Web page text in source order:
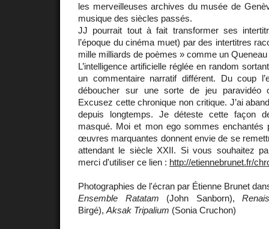
les merveilleuses archives du musée de
musique des siècles passés.
JJ pourrait tout à fait transformer ses
l’époque du cinéma muet) par des intertitres
mille milliards de poèmes » comme un Queneau
L’intelligence artificielle réglée en random
un commentaire narratif différent. Du coup
déboucher sur une sorte de jeu paravidéo
Excusez cette chronique non critique. J’ai
depuis longtemps. Je déteste cette façon
masqué. Moi et mon ego sommes
œuvres marquantes donnent envie de se
attendant le siècle XXII. Si vous souhaitez
merci d'utiliser ce lien : http://etiennebrunet.fr/
Photographies de l'écran par Étienne Brunet
Ensemble Ratatam (John Sanborn),
Birgé), Aksak Tripalium (Sonia Cruchon)